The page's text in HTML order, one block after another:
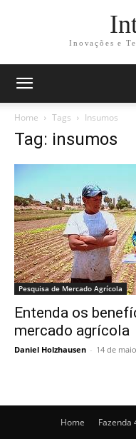
Inovações e
Home Tags Insumos
Tag: insumos
Pesquisa de Mercado Agrícola
Entenda os
mercado agrícola
Daniel Holzhausen - 14 de
Home Fazenda